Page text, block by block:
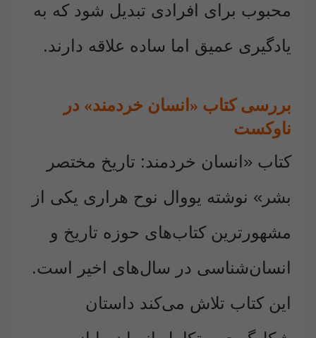
محبوب برای افرادی تبدیل شود که به
یادگیری عمیق اما ساده علاقه دارند.
بررسی کتاب «انسان خردمند» در
ناوکست
کتاب «انسان خردمند: تاریخ مختصر
بشر» نوشته یووال نوح هراری یکی از
مشهورترین کتاب‌های حوزه تاریخ و
انسان‌شناسی در سال‌های اخیر است.
این کتاب تلاش می‌کند داستان